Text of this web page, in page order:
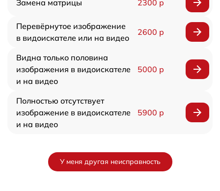
Замена матрицы 2300 р
Перевёрнутое изображение
в видоискателе или на видео
2600 р
Видна только половина
изображения в видоискателе
и на видео
5000 р
Полностью отсутствует
изображение в видоискателе
и на видео
5900 р
У меня другая неисправность